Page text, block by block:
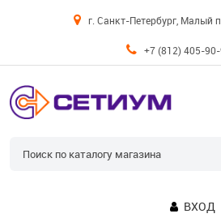
г. Санкт-Петербург, Малый
+7 (812) 405-
ВХОД